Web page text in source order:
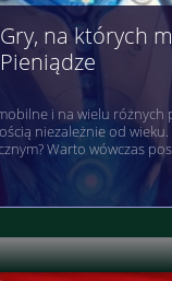
Gry, na których
Pieniądze
i na wielu różnych
niezależnie od wieku.
Warto wówczas